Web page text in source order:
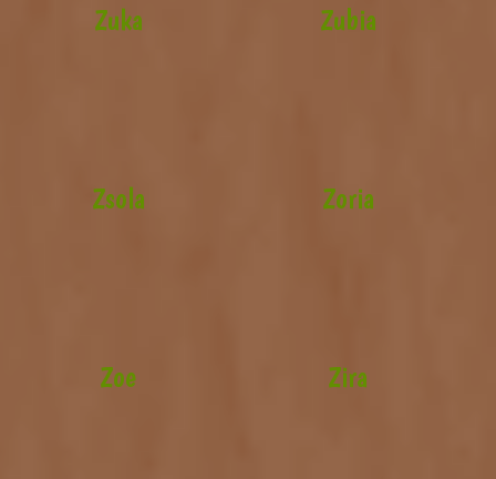
Zuka Zubia
Zsola Zoria
Zoe Zira